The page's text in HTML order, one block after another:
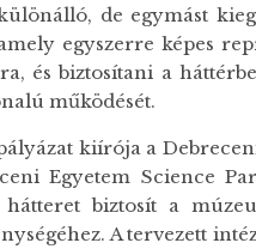
de egymást
egyszerre képes
és biztosítani a
működését.
kiírója a
Egyetem Science
biztosít a
A tervezett